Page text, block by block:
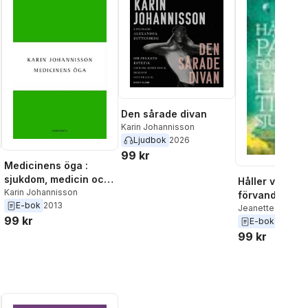
röster:
Medicinens öga :
sjukdom, medicin och
samhälle - historiska
erfarenheter
Karin Johannisson
E-bok 2013
99 kr
Den sårade divan
Karin Johannisson
Ljudbok 2026
99 kr
Håller vi på att
förvandla
sjukdom?
Jeanette
Johannisson
Jan Beskow
E-bok
99 kr